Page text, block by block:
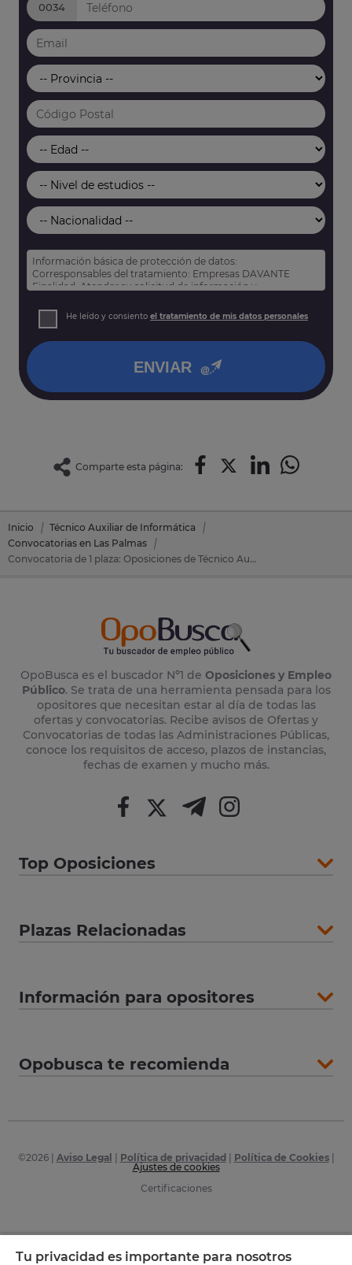
0034
Información básica de protección de datos:
Corresponsables del tratamiento: Empresas DAVANTE
Finalidad: Atender su solicitud de información y
Derechos: Puede acceder, rectificar y suprimir sus datos,
así como otros derechos tal y como se explica en nuestra
He leído y consiento el tratamiento de mis datos personales
ENVIAR
Comparte esta página:
Inicio
Técnico Auxiliar de Informática
Convocatorias en Las Palmas
Convocatoria de 1 plaza: Oposiciones de Técnico Auxiliar de Informática en Santa Brigida (Las Palmas)
OpoBusca es el buscador Nº1 de Oposiciones y Empleo
Público. Se trata de una herramienta pensada para los
opositores que necesitan estar al día de todas las
ofertas y convocatorias. Recibe avisos de Ofertas y
Convocatorias de todas las Administraciones Públicas,
conoce los requisitos de acceso, plazos de instancias,
fechas de examen y mucho más.
Top Oposiciones
Plazas Relacionadas
Información para opositores
Opobusca te recomienda
©2026| Aviso Legal Política de privacidad Política de Cookies|
Ajustes de cookies
Certificaciones
Tu privacidad es importante para nosotros